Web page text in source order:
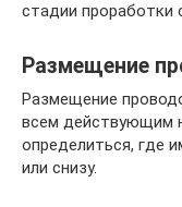
стадии проработки
Размещение
Размещение
всем действующим
определиться, где
или снизу.